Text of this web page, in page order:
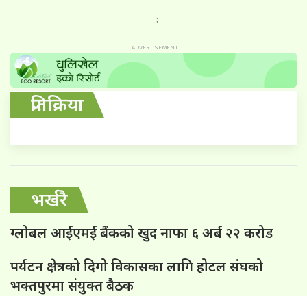
:
प्रतिक्रिया
भर्खरै
ग्लोबल आईएमई बैंकको खुद नाफा ६ अर्ब २२ करोड
पर्यटन क्षेत्रको दिगो विकासका लागि होटल संघको
भक्तपुरमा संयुक्त बैठक